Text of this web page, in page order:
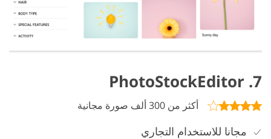
7. PhotoStockEditor
أكثر من 300 ألف صورة مجانية
مجانا للاستخدام التجاري